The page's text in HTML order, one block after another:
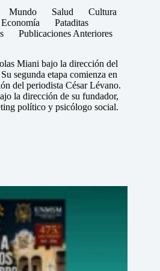
Mundo Salud
Cultura
Economía
Pataditas
Publicaciones Anteriores
Miani bajo la dirección del
segunda etapa comienza en
del periodista César Lévano.
la dirección de su fundador,
político y psicólogo social.